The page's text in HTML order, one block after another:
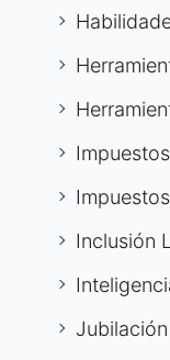
Impuestos
Inclusión